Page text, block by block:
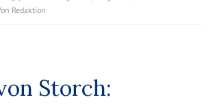
Redaktion
Storch: